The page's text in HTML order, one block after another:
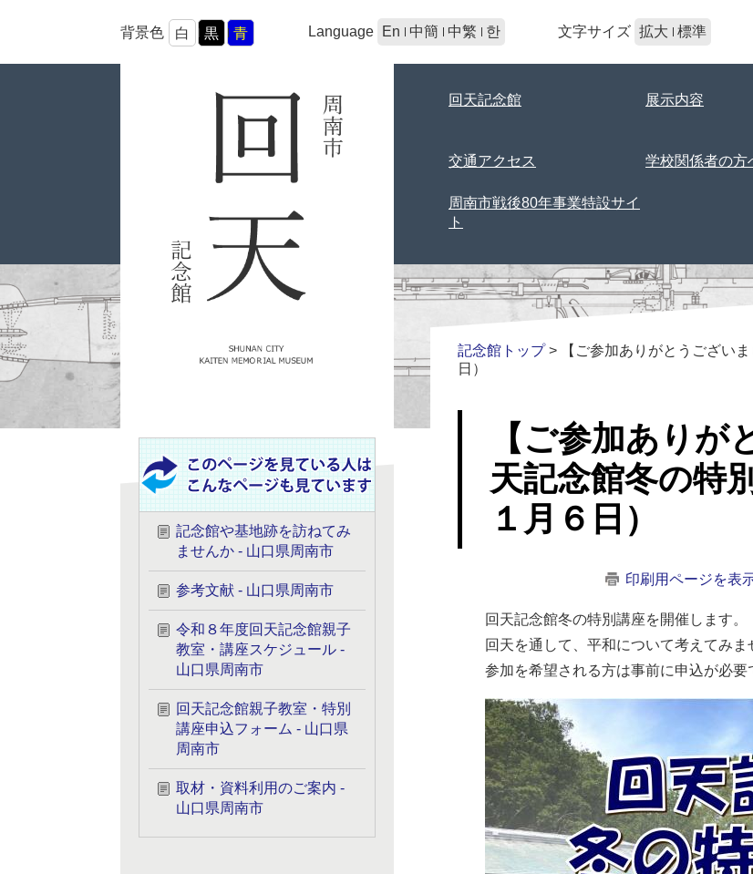
背景色 白 黒 青 Language En 中簡 中繁 한 文字サイズ 拡大 標準
回天記念館 展示内容
交通アクセス 学校関係者の方
周南市戦後80年事業特設サイ
ト
記念館や基地跡を訪ねてみ
ませんか - 山口県周南市
参考文献 - 山口県周南市
令和８年度回天記念館親子
教室・講座スケジュール -
山口県周南市
回天記念館親子教室・特別
講座申込フォーム - 山口県
周南市
取材・資料利用のご案内 -
山口県周南市
記念館トップ >
【ご参加ありがとうござい
日）
【ご参加ありが
天記念館冬の特
１月６日）
印刷用ページを表
回天記念館冬の特別講座を開催します。
回天を通して、平和について考えてみま
参加を希望される方は事前に申込が必要